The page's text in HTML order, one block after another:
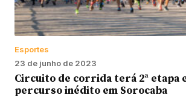
Esportes
23 de junho de 2023
Circuito de corrida terá 2ª etapa
percurso inédito em Sorocaba